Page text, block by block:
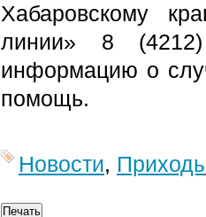
Хабаровскому
линии» 8
информацию о
помощь.
Новости,